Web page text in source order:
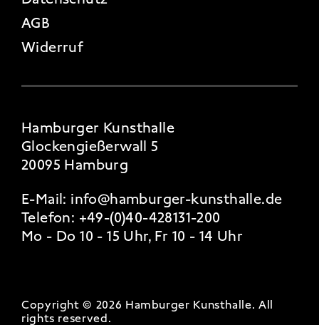
AGB
Widerruf
Hamburger Kunsthalle
Glockengießerwall 5
20095 Hamburg
E-Mail: info@hamburger-kunsthalle.de
Telefon: +49-(0)40-428131-200
Mo - Do 10 - 15 Uhr, Fr 10 - 14 Uhr
Copyright © 2026 Hamburger Kunsthalle. All
rights reserved.